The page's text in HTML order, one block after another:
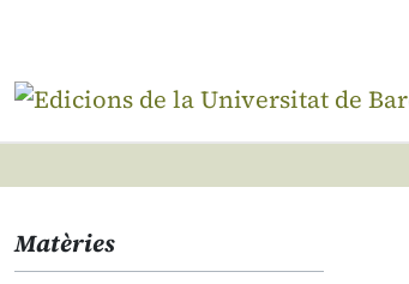
Matèries